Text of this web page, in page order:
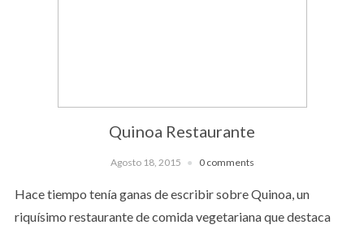
Quinoa Restaurante
Agosto 18, 2015 0 comments
Hace tiempo tenía ganas de escribir sobre Quinoa, un
riquísimo restaurante de comida vegetariana que destaca